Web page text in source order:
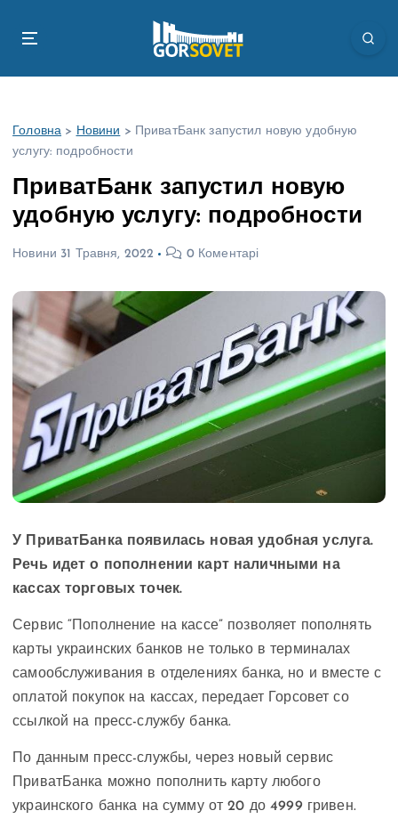
Головна > Новини >
ПриватБанк запустил новую удобную
услугу: подробности
ПриватБанк запустил новую
удобную услугу: подробности
Новини 31 Травня, 2022 0 Коментарі
У ПриватБанка появилась новая удобная услуга.
Речь идет о пополнении карт наличными на
кассах торговых точек.
Сервис “Пополнение на кассе” позволяет пополнять
карты украинских банков не только в терминалах
самообслуживания в отделениях банка, но и вместе с
оплатой покупок на кассах, передает Горсовет со
ссылкой на пресс-службу банка.
По данным пресс-службы, через новый сервис
ПриватБанка можно пополнить карту любого
украинского банка на сумму от 20 до 4999 гривен.